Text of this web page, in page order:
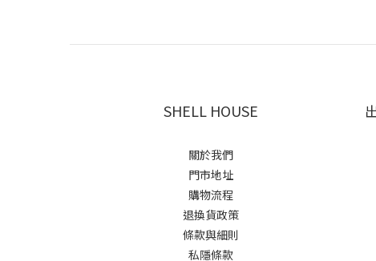
SHELL HOUSE
關於我們
門市地址
購物流程
退換貨政策
條款與細則
私隱條款